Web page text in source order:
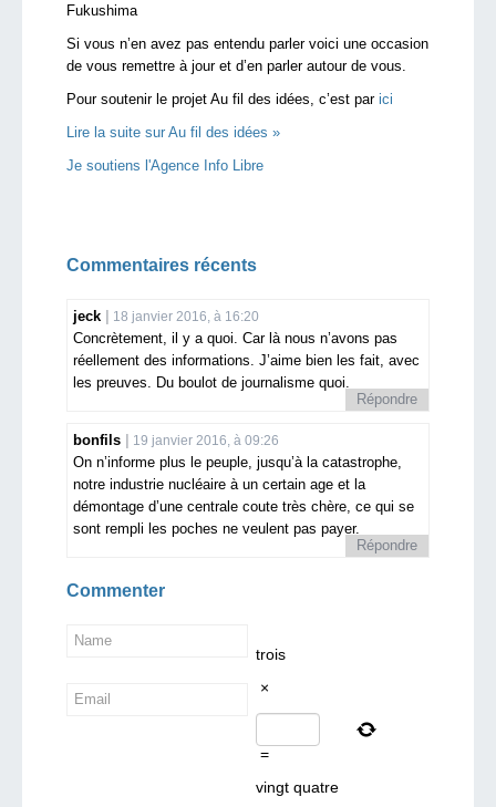
Fukushima
Si vous n’en avez pas entendu parler voici une occasion
de vous remettre à jour et d’en parler autour de vous.
Pour soutenir le projet Au fil des idées, c’est par ici
Lire la suite sur Au fil des idées »
Je soutiens l'Agence Info Libre
Commentaires récents
jeck 18 janvier 2016, à 16:20
Concrètement, il y a quoi. Car là nous n’avons pas
réellement des informations. J’aime bien les fait, avec
les preuves. Du boulot de journalisme quoi.
Répondre
bonfils 19 janvier 2016, à 09:26
On n’informe plus le peuple, jusqu’à la catastrophe,
notre industrie nucléaire à un certain age et la
démontage d’une centrale coute très chère, ce qui se
sont rempli les poches ne veulent pas payer.
Répondre
Commenter
trois
×
=
vingt quatre